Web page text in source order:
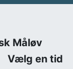
Måløv
Vælg en tid